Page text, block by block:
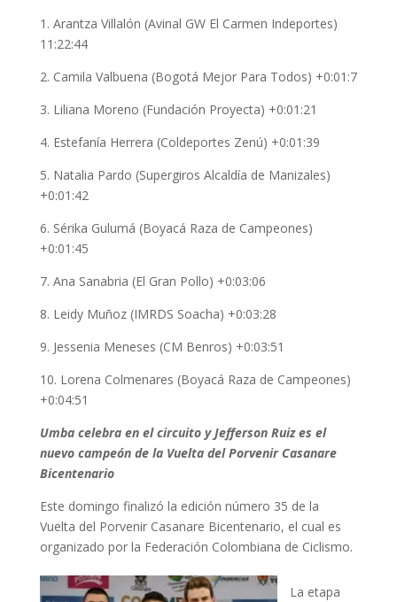
1. Arantza Villalón (Avinal GW El Carmen Indeportes)
11:22:44
2. Camila Valbuena (Bogotá Mejor Para Todos) +0:01:7
3. Liliana Moreno (Fundación Proyecta) +0:01:21
4. Estefanía Herrera (Coldeportes Zenú) +0:01:39
5. Natalia Pardo (Supergiros Alcaldía de Manizales)
+0:01:42
6. Sérika Gulumá (Boyacá Raza de Campeones)
+0:01:45
7. Ana Sanabria (El Gran Pollo) +0:03:06
8. Leidy Muñoz (IMRDS Soacha) +0:03:28
9. Jessenia Meneses (CM Benros) +0:03:51
10. Lorena Colmenares (Boyacá Raza de Campeones)
+0:04:51
Umba celebra en el circuito y Jefferson Ruiz es el
nuevo campeón de la Vuelta del Porvenir Casanare
Bicentenario
Este domingo finalizó la edición número 35 de la
Vuelta del Porvenir Casanare Bicentenario, el cual es
organizado por la Federación Colombiana de Ciclismo.
La etapa